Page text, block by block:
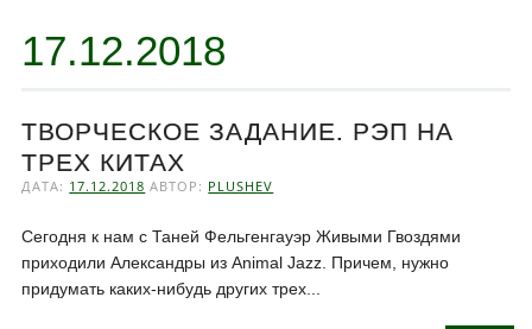
17.12.2018
ТВОРЧЕСКОЕ ЗАДАНИЕ. РЭП НА
ТРЕХ КИТАХ
ДАТА: 17.12.2018 АВТОР: PLUSHEV
Сегодня к нам с Таней Фельгенгауэр Живыми Гвоздями
приходили Александры из Animal Jazz. Причем, нужно
придумать каких-нибудь других трех...